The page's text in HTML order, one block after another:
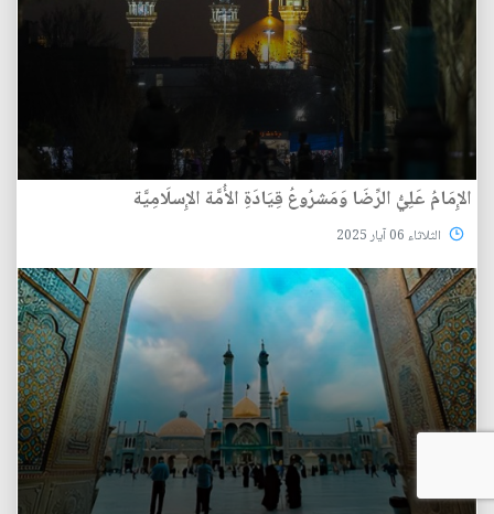
الإِمَامُ عَلِيُّ الرِّضَا وَمَشرُوعُ قِيَادَةِ الأُمَّة الإِسلَامِيَّة
الثلاثاء 06 آيار 2025